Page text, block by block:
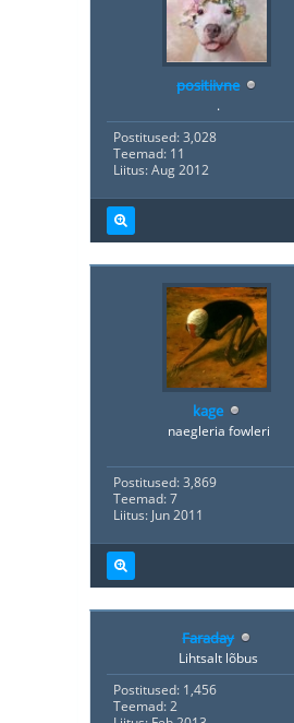
positiivne
.
Postitused: 3,028
Teemad: 11
Liitus: Aug 2012
kage
naegleria fowleri
Postitused: 3,869
Teemad: 7
Liitus: Jun 2011
Faraday
Lihtsalt lõbus
Postitused: 1,456
Teemad: 2